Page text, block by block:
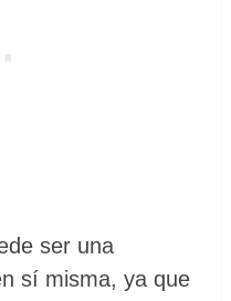
ser una
sí misma, ya que